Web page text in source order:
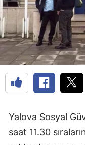
Yalova Sosyal
saat 11.30